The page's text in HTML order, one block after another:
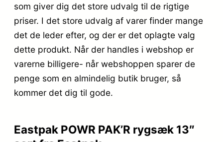
som giver dig det store udvalg til de rigtige
priser. I det store udvalg af varer finder mange
det de leder efter, og der er det oplagte valg
dette produkt. Når der handles i webshop er
varerne billigere- når webshoppen sparer de
penge som en almindelig butik bruger, så
kommer det dig til gode.
Eastpak POWR PAK’R rygsæk 13″